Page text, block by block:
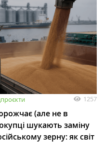
1257
(але не в
шукають заміну
зерну: як світ